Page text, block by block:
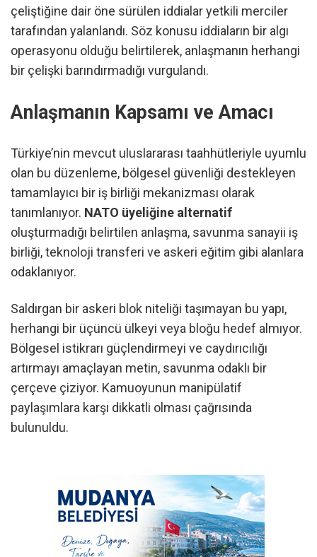
çeliştiğine dair öne sürülen iddialar yetkili merciler
tarafından yalanlandı. Söz konusu iddiaların bir algı
operasyonu olduğu belirtilerek, anlaşmanın herhangi
bir çelişki barındırmadığı vurgulandı.
Anlaşmanın Kapsamı ve Amacı
Türkiye’nin mevcut uluslararası taahhütleriyle uyumlu
olan bu düzenleme, bölgesel güvenliği destekleyen
tamamlayıcı bir iş birliği mekanizması olarak
tanımlanıyor. NATO üyeliğine alternatif
oluşturmadığı belirtilen anlaşma, savunma sanayii iş
birliği, teknoloji transferi ve askeri eğitim gibi alanlara
odaklanıyor.
Saldırgan bir askeri blok niteliği taşımayan bu yapı,
herhangi bir üçüncü ülkeyi veya bloğu hedef almıyor.
Bölgesel istikrarı güçlendirmeyi ve caydırıcılığı
artırmayı amaçlayan metin, savunma odaklı bir
çerçeve çiziyor. Kamuoyunun manipülatif
paylaşımlara karşı dikkatli olması çağrısında
bulunuldu.